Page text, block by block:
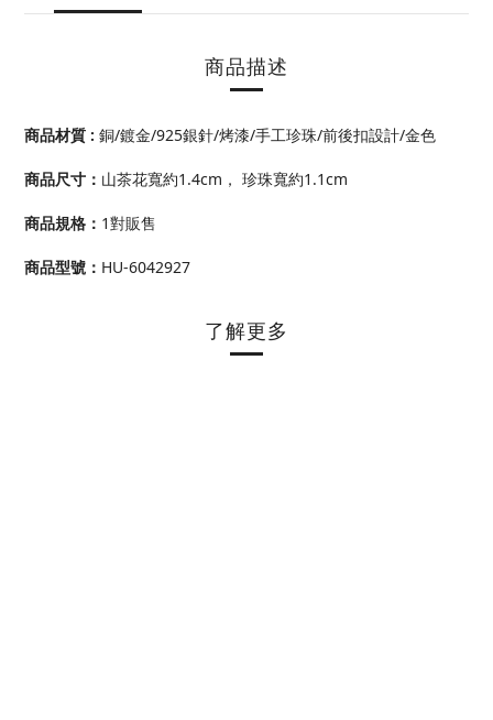
商品描述
商品材質 : 銅/鍍金/925銀針/烤漆/手工珍珠/前後扣設計/金色
商品尺寸 ： 山茶花寬約1.4cm， 珍珠寬約1.1cm
商品規格： 1對販售
商品型號 ： HU-6042927
了解更多